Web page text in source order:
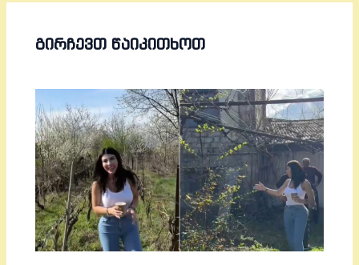
ᲒᲘᲠᲩᲔᲕᲗ ᲬᲐᲘᲙᲘᲗᲮᲝᲗ